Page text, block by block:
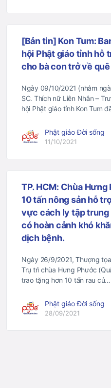
[Bản tin] Kon Tum:
hội Phật giáo tỉnh hỗ
cho bà con trở về quê
Ngày 09/10/2021 (nhằm
SC. Thích nữ Liên Nhân –
hội Phật giáo tỉnh Kon Tum
Phật giáo Đời sống
11/10/2021
TP. HCM: Chùa
10 tấn nông sản hỗ
vực cách ly tập trung
có hoàn cảnh khó
dịch bệnh.
Ngày 26/9/2021, Thượng
Trụ trì chùa Hưng Phước
trao tặng hơn 10 tấn rau củ…
Phật giáo Đời sống
28/09/2021